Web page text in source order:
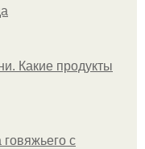
Какие продукты
с